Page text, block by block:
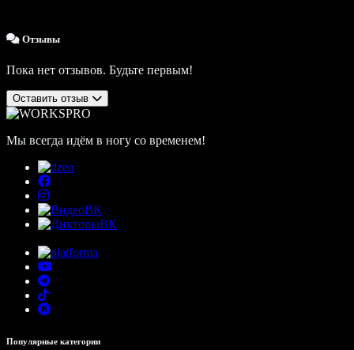
Отзывы
Пока нет отзывов. Будьте первым!
Оставить отзыв
Мы всегда идём в ногу со временем!
Популярные категории